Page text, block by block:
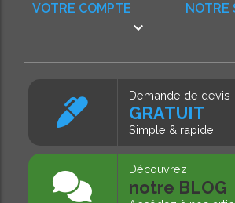
NOTRE
VOTRE COMPTE

Demande de devis
GRATUIT
Simple & rapide
Découvrez
notre BLOG